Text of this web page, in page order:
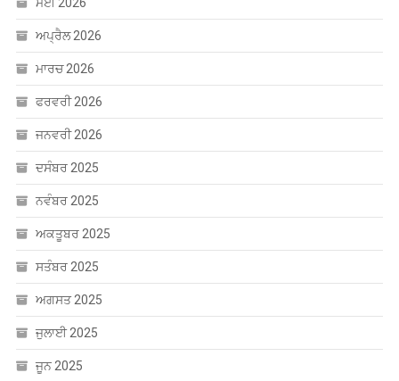
ਅਪ੍ਰੈਲ 2026
ਮਾਰਚ 2026
ਫਰਵਰੀ 2026
ਜਨਵਰੀ 2026
ਦਸੰਬਰ 2025
ਨਵੰਬਰ 2025
ਅਕਤੂਬਰ 2025
ਸਤੰਬਰ 2025
ਅਗਸਤ 2025
ਜੁਲਾਈ 2025
ਜੂਨ 2025